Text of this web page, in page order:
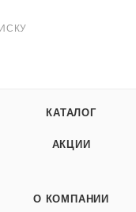
КАТАЛОГ
АКЦИИ
О КОМПАНИИ